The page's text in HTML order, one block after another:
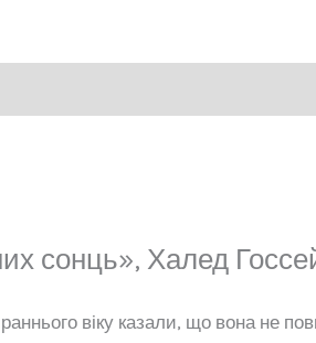
сонць», Халед
віку казали, що вона не